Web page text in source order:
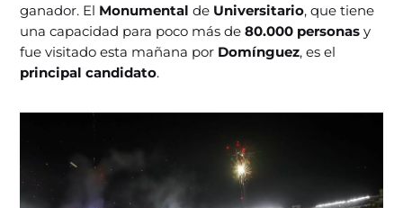
ganador. El Monumental de Universitario, que tiene
una capacidad para poco más de80.000 personas y
fue visitado esta mañana por Domínguez, es el
principal candidato.